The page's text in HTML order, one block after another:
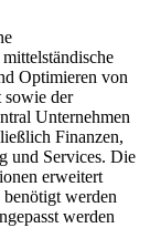
Optimieren von
sowie der
Unternehmen
Finanzen,
und Services. Die
erweitert
werden
werden